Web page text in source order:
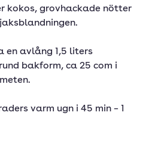
kokos, grovhackade nötter
en avlång 1,5 liters
bakform, ca 25 com i
varm ugn i 45 min – 1